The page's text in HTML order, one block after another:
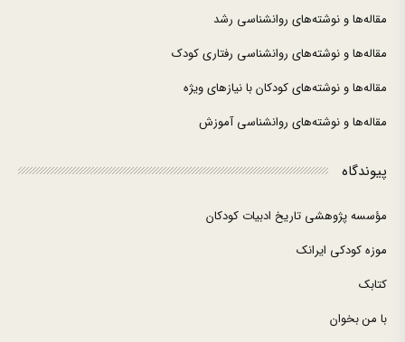
مقاله‌ها و نوشته‌های روانشناسی رشد
مقاله‌ها و نوشته‌های روانشناسی رفتاری کودک
مقاله‌ها و نوشته‌های کودکان با نیازهای ویژه
مقاله‌ها و نوشته‌های روانشناسی آموزش
پیوندگاه
مؤسسه پژوهشی تاریخ ادبیات کودکان
موزه کودکی ایرانک
کتابک
با من بخوان